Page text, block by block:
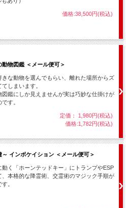
価格:38,500円(税込)
動物図鑑 ＜メール便可＞
きな動物を選んでもらい、離れた場所からズ
しまいます。
図鑑にしか見えませんが実は巧妙な仕掛けが
す。
定価： 1,980円(税込)
価格:1,782円(税込)
～ インボケイション ＜メール便可＞
動く「ホーンテッドキー」にトランプやESP
、本格的な降霊術、交霊術のマジック手順が
。